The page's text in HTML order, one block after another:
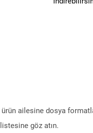
ailesine dosya
göz atın.